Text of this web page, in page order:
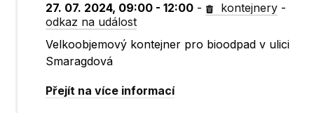
27. 07. 2024, 09:00 - 12:00 - kontejnery -
odkaz na událost
Velkoobjemový kontejner pro bioodpad v ulici
Smaragdová
Přejít na více informací